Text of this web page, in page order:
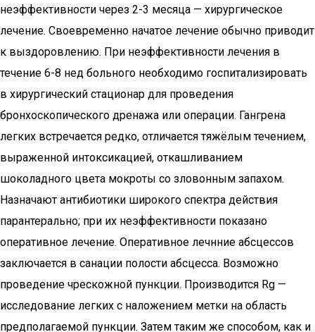
неэффективности через 2-3 месяца — хирургическое
лечение. Своевременно начатое лечение обычно приводит
к выздоровлению. При неэффективности лечения в
течение 6-8 нед больного необходимо госпитализировать
в хирургический стационар для проведения
бронхоскопического дренажа или операции. Гангрена
легких встречается редко, отличается тяжёлым течением,
выраженной интоксикацией, откашливанием
шоколадного цвета мокроты со зловонным запахом.
Назначают антибиотики широкого спектра действия
парантерально; при их неэффективности показано
оперативное лечение. Оперативное лечнние абсцессов
заключается в санации полости абсцесса. Возможно
проведение чрескожной пункции. Производится Rg —
исследование легких с наложением метки на область
предполагаемой пункции. Затем таким же способом, как и